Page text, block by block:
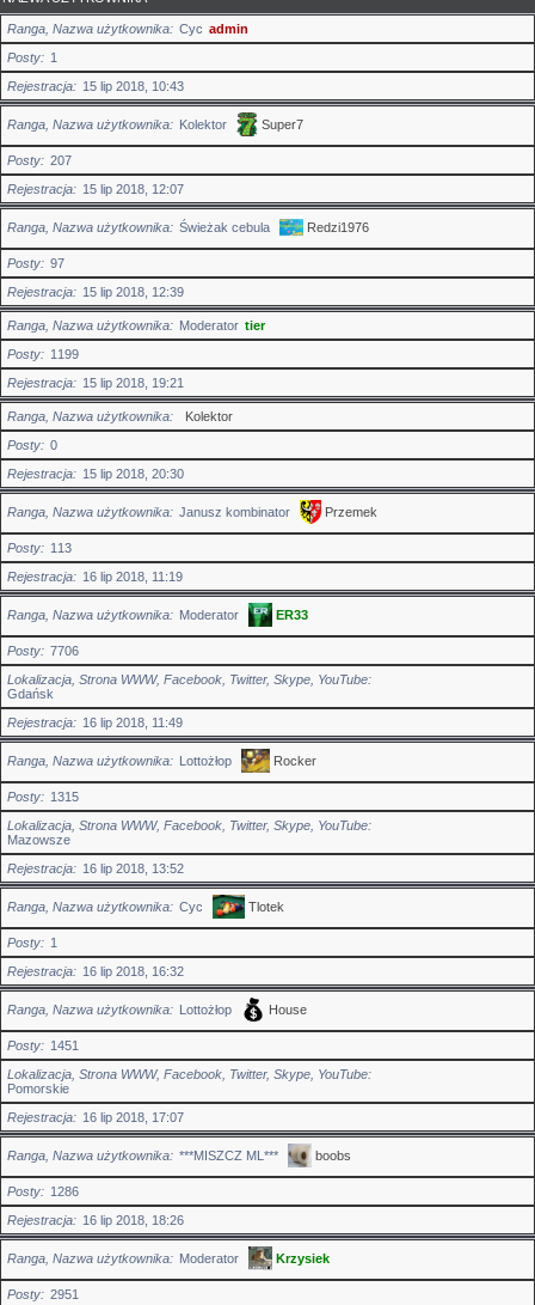
Ranga, Nazwa użytkownika Cyc admin
Posty
1
Rejestracja
15 lip 2018, 10:43
Ranga, Nazwa użytkownika Kolektor Super7
Posty
207
Rejestracja
15 lip 2018, 12:07
Ranga, Nazwa użytkownika Świeżak cebula Redzi1976
Posty
97
Rejestracja
15 lip 2018, 12:39
Ranga, Nazwa użytkownika Moderator tier
Posty
1199
Rejestracja
15 lip 2018, 19:21
Ranga, Nazwa użytkownika
Kolektor
Posty
0
Rejestracja
15 lip 2018, 20:30
Ranga, Nazwa użytkownika Janusz kombinator Przemek
Posty
113
Rejestracja
16 lip 2018, 11:19
Ranga, Nazwa użytkownika Moderator ER33
Posty
7706
Lokalizacja, Strona WWW, Facebook, Twitter, Skype, YouTube
Gdańsk
Rejestracja
16 lip 2018, 11:49
Ranga, Nazwa użytkownika Lottożłop Rocker
Posty
1315
Lokalizacja, Strona WWW, Facebook, Twitter, Skype, YouTube
Mazowsze
Rejestracja
16 lip 2018, 13:52
Ranga, Nazwa użytkownika Cyc Tlotek
Posty
1
Rejestracja
16 lip 2018, 16:32
Ranga, Nazwa użytkownika Lottożłop House
Posty
1451
Lokalizacja, Strona WWW, Facebook, Twitter, Skype, YouTube
Pomorskie
Rejestracja
16 lip 2018, 17:07
Ranga, Nazwa użytkownika ***MISZCZ ML*** boobs
Posty
1286
Rejestracja
16 lip 2018, 18:26
Ranga, Nazwa użytkownika Moderator Krzysiek
Posty
2951